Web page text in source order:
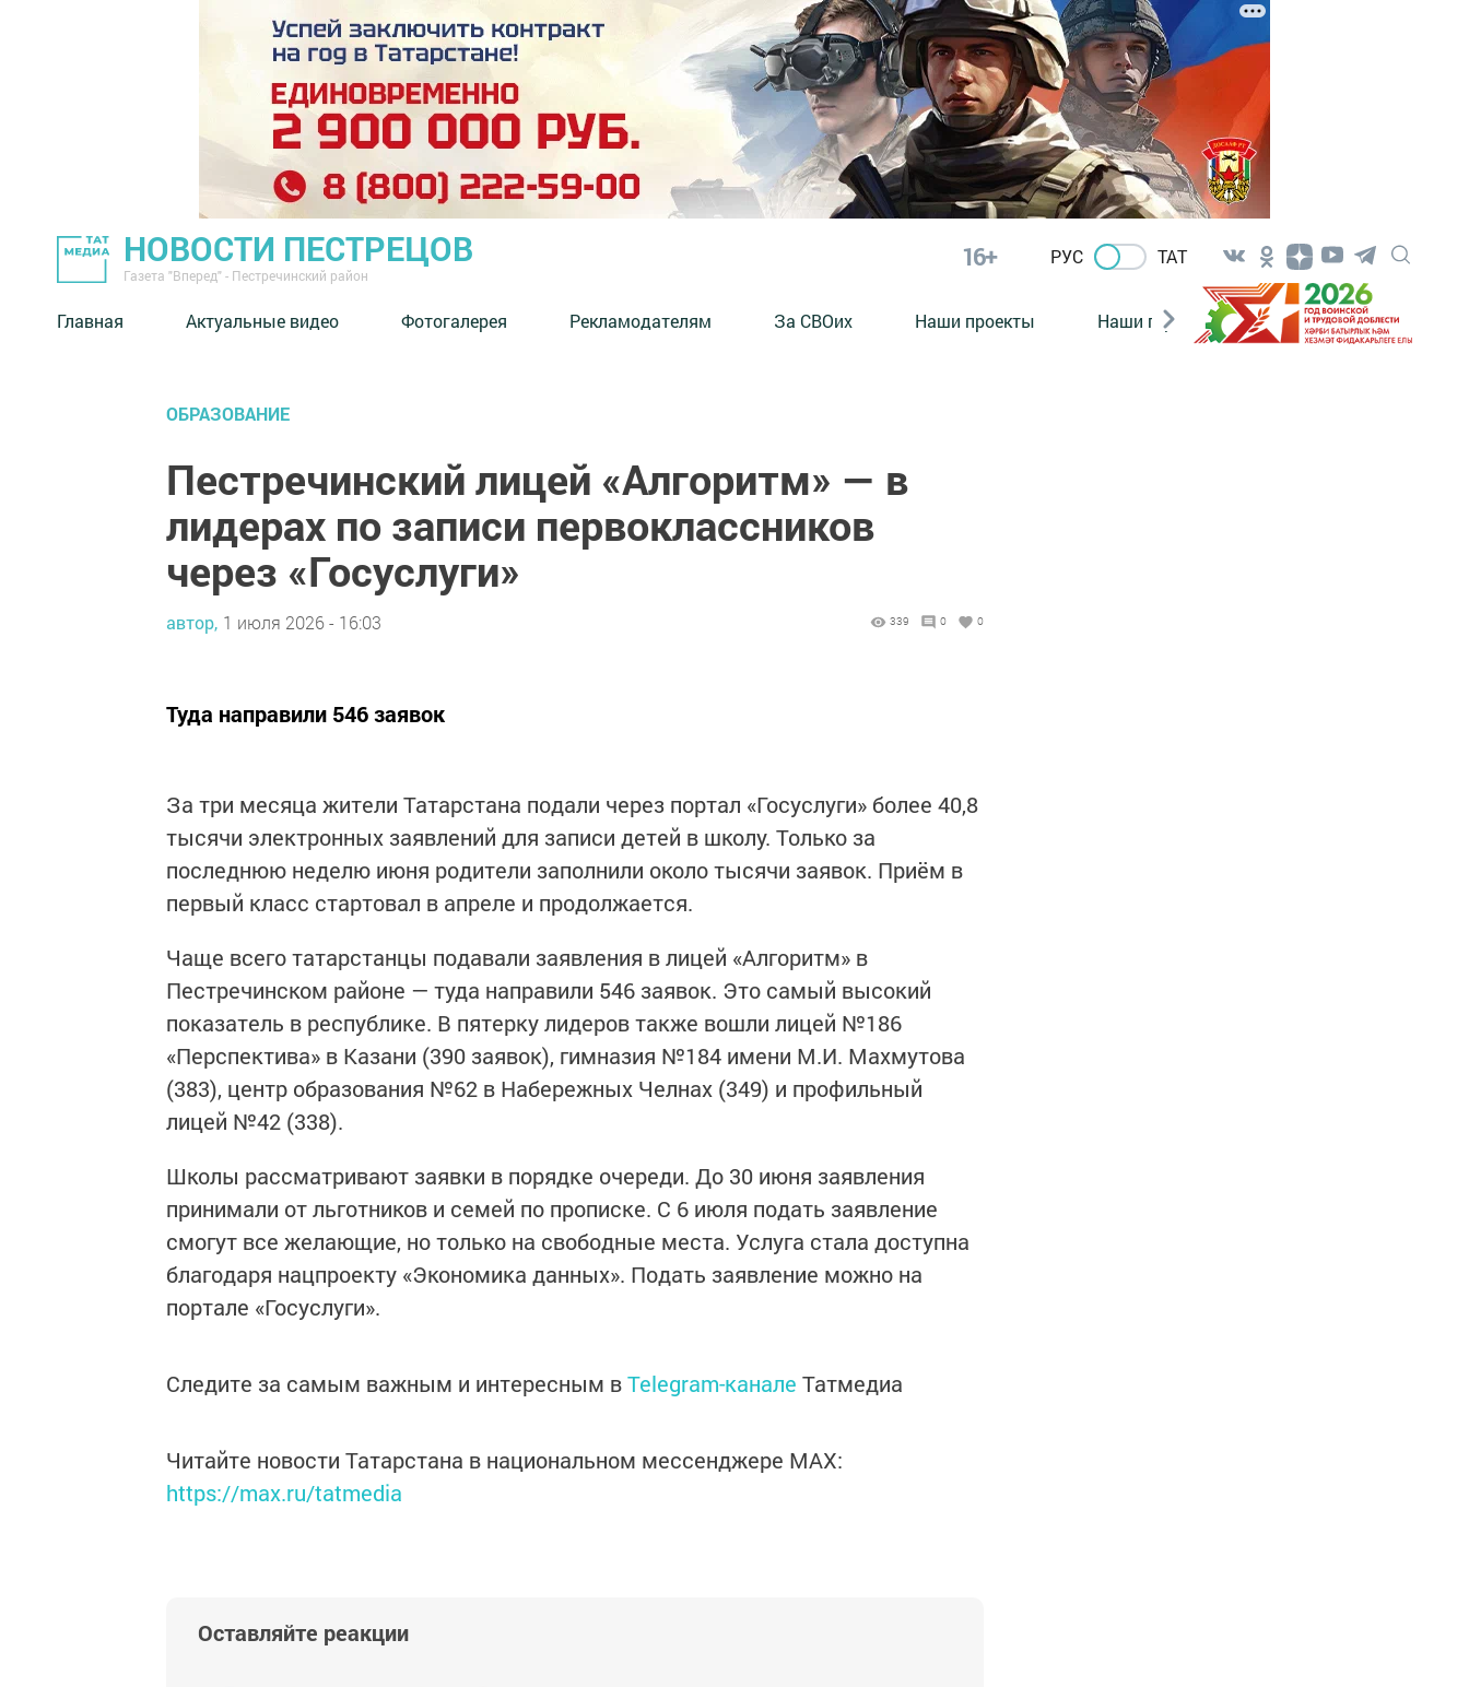
НОВОСТИ ПЕСТРЕЦОВ
Газета "Вперед" - Пестречинский район
16+ РУС ТАТ
Главная Актуальные видео Фотогалерея Рекламодателям За СВОих Наши проекты Наши герои Нормативно-правовые
ОБРАЗОВАНИЕ
Пестречинский лицей «Алгоритм» — в
лидерах по записи первоклассников
через «Госуслуги»
автор, 1 июля 2026 - 16:03 339 0 0
Туда направили 546 заявок
За три месяца жители Татарстана подали через портал «Госуслуги» более 40,8
тысячи электронных заявлений для записи детей в школу. Только за
последнюю неделю июня родители заполнили около тысячи заявок. Приём в
первый класс стартовал в апреле и продолжается.
Чаще всего татарстанцы подавали заявления в лицей «Алгоритм» в
Пестречинском районе — туда направили 546 заявок. Это самый высокий
показатель в республике. В пятерку лидеров также вошли лицей №186
«Перспектива» в Казани (390 заявок), гимназия №184 имени М.И. Махмутова
(383), центр образования №62 в Набережных Челнах (349) и профильный
лицей №42 (338).
Школы рассматривают заявки в порядке очереди. До 30 июня заявления
принимали от льготников и семей по прописке. С 6 июля подать заявление
смогут все желающие, но только на свободные места. Услуга стала доступна
благодаря нацпроекту «Экономика данных». Подать заявление можно на
портале «Госуслуги».
Следите за самым важным и интересным вTelegram-канале Татмедиа
Читайте новости Татарстана в национальном мессенджере MАХ:
https://max.ru/tatmedia
Оставляйте реакции